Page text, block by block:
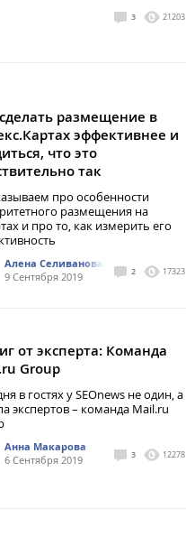
3 21203
размещение в
эффективнее и
что это
так
про особенности
размещения на
и про то, как измерить его
Алена Селиванова
9 Сентября 2019
2 17323
от эксперта: Команда
Group
в гостях у SEOnews не один, а
экспертов – команда Mail.ru
Анна Макарова
6 Сентября 2019
3 12278